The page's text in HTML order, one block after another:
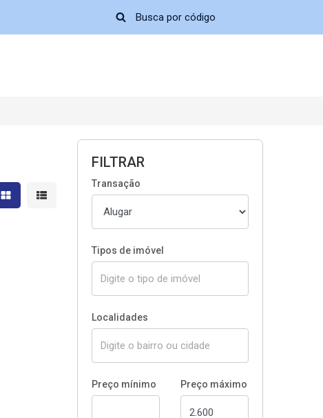
Mostrar resultados em grade
Mostrar resultados em lista
FILTRAR
Transação
Tipos de imóvel
Localidades
Preço mínimo Preço máximo